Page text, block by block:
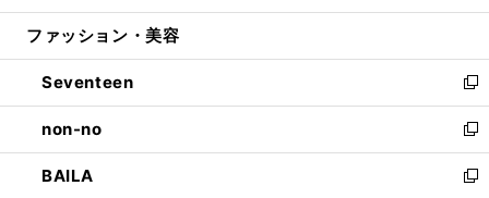
開
ウ
開
く
ン
ウ
で
開
く
ウ
ン
ド
ウ
で
開
く
ファッション・美容
Seventeen
新
し
い
ウ
ィ
non-no
新
し
い
BAILA
新